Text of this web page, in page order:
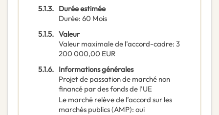
5.1.3. Durée estimée
Durée: 60 Mois
5.1.5. Valeur
Valeur maximale de l’accord-cadre: 3
200 000,00 EUR
5.1.6. Informations générales
Projet de passation de marché non
financé par des fonds de l’UE
Le marché relève de l’accord sur les
marchés publics (AMP): oui